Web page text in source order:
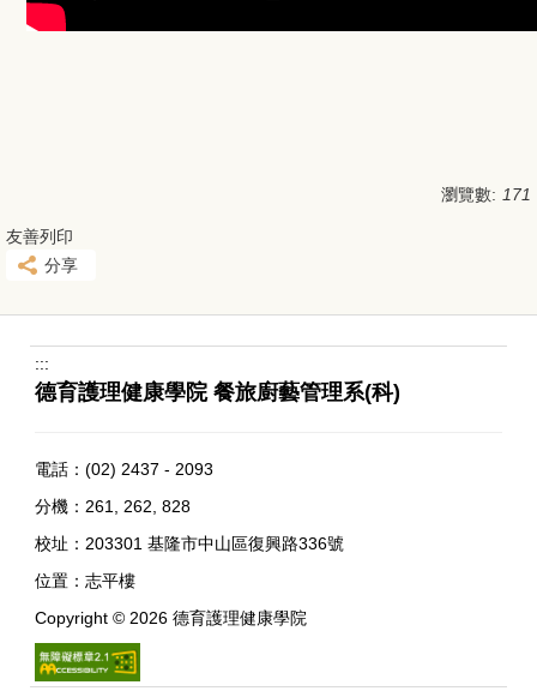
瀏覽數: 171
友善列印
分享
:::
德育護理健康學院 餐旅廚藝管理系(科)
電話：(02) 2437 - 2093
分機：261, 262, 828
校址：203301 基隆市中山區復興路336號
位置：志平樓
Copyright ©2026 德育護理健康學院